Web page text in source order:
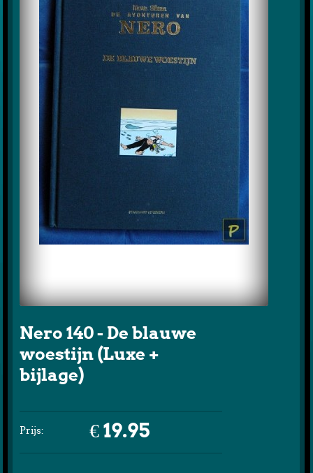
Nero 140 - De blauwe
woestijn (Luxe +
bijlage)
Prijs: € 19.95